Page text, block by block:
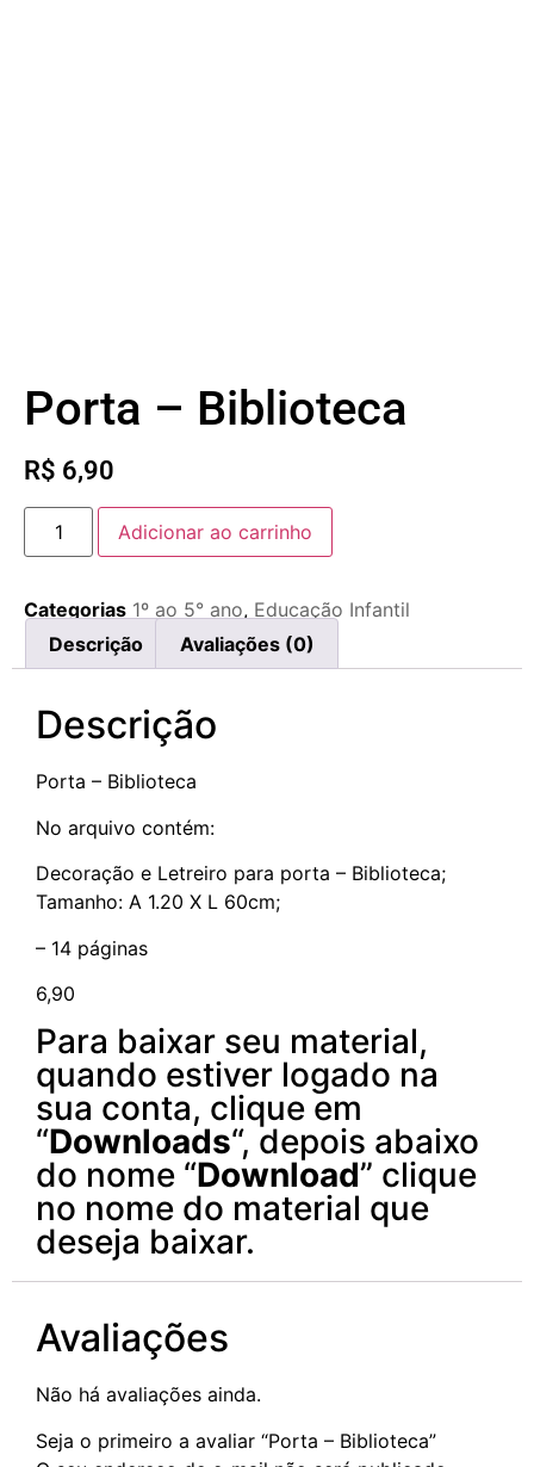
Porta – Biblioteca
R$ 6,90
Adicionar ao carrinho
Categorias 1º ao 5° ano, Educação Infantil
Descrição
Avaliações (0)
Descrição
Porta – Biblioteca
No arquivo contém:
Decoração e Letreiro para porta – Biblioteca;
Tamanho: A 1.20 X L 60cm;
– 14 páginas
6,90
Para baixar seu material,
quando estiver logado na
sua conta, clique em
“Downloads“, depois abaixo
do nome “Download” clique
no nome do material que
deseja baixar.
Avaliações
Não há avaliações ainda.
Seja o primeiro a avaliar “Porta – Biblioteca”